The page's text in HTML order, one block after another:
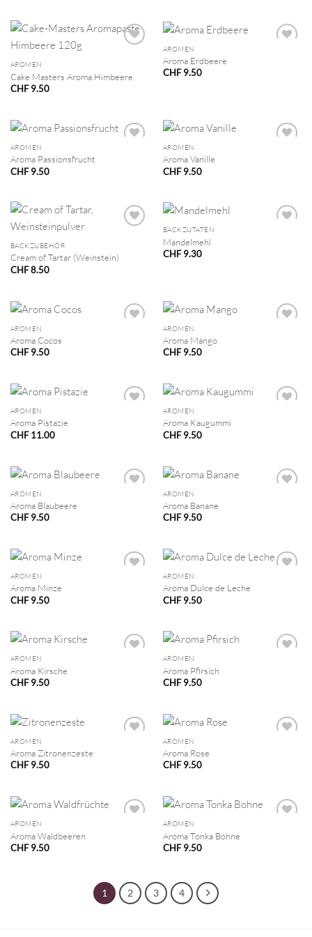
AROMEN
Cake Masters Aroma Himbeere
CHF9.50
AROMEN
Aroma Erdbeere
CHF9.50
AROMEN
Aroma Passionsfrucht
CHF9.50
AROMEN
Aroma Vanille
CHF9.50
BACKZUBEHÖR
Cream of Tartar (Weinstein)
CHF8.50
BACKZUTATEN
Mandelmehl
CHF9.30
AROMEN
Aroma Cocos
CHF9.50
AROMEN
Aroma Mango
CHF9.50
AROMEN
Aroma Pistazie
CHF11.00
AROMEN
Aroma Kaugummi
CHF9.50
AROMEN
Aroma Blaubeere
CHF9.50
AROMEN
Aroma Banane
CHF9.50
AROMEN
Aroma Minze
CHF9.50
AROMEN
Aroma Dulce de Leche
CHF9.50
AROMEN
Aroma Kirsche
CHF9.50
AROMEN
Aroma Pfirsich
CHF9.50
AROMEN
Aroma Zitronenzeste
CHF9.50
AROMEN
Aroma Rose
CHF9.50
AROMEN
Aroma Waldbeeren
CHF9.50
AROMEN
Aroma Tonka Bohne
CHF9.50
1 2 3 4